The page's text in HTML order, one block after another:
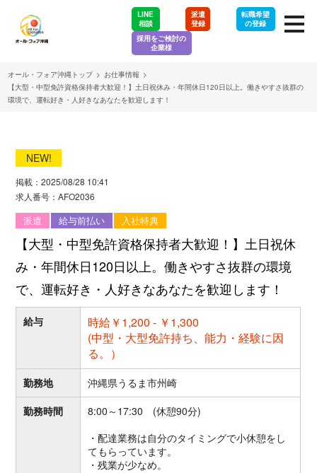
LINE
相談
派遣
登録
転職希望
の登録
採用をご検討の
企業様
オール・フォア沖縄トップ > お仕事情報 >
【大型・中型免許資格保持者大歓迎！】土日祝休み・年間休日120日以上。働きやすさ抜群の
環境で、運転好き・人好きなあなたを歓迎します！
NEW!
掲載：2025/08/28 10:41
求人番号：AFO2036
派遣 給与前払い 入社特典
【大型・中型免許資格保持者大歓迎！】土日祝休
み・年間休日120日以上。働きやすさ抜群の環境
で、運転好き・人好きなあなたを歓迎します！
給与
時給￥1,200 - ￥1,300
(中型・大型免許持ち、能力・経験に因
る。）
勤務地
沖縄県うるま市州崎
勤務時間
8:00～17:30 (休憩90分)
・配達業務は自分のタイミングで小休憩をし
てもらっています。
・残業が少なめ。